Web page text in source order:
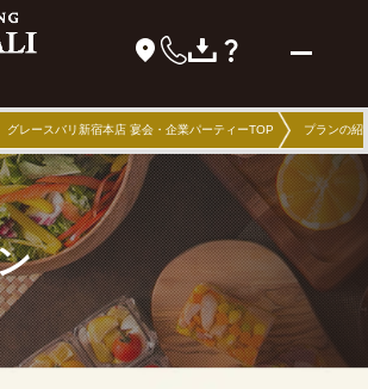
グレースバリ新宿本店 宴会・企業パーティーTOP プランの紹